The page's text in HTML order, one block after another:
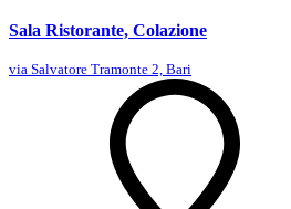
Sala Ristorante, Colazione
via Salvatore Tramonte 2, Bari